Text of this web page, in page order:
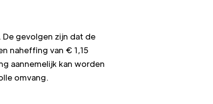
gevolgen zijn dat de
naheffing van € 1,15
aannemelijk kan worden
omvang.